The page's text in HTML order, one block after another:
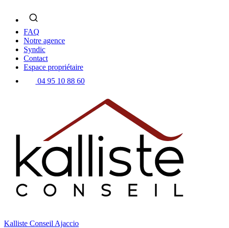
contentFAQ
Notre agence
Syndic
Contact
Espace propriétaire
04 95 10 88 60
Kalliste Conseil Ajaccio